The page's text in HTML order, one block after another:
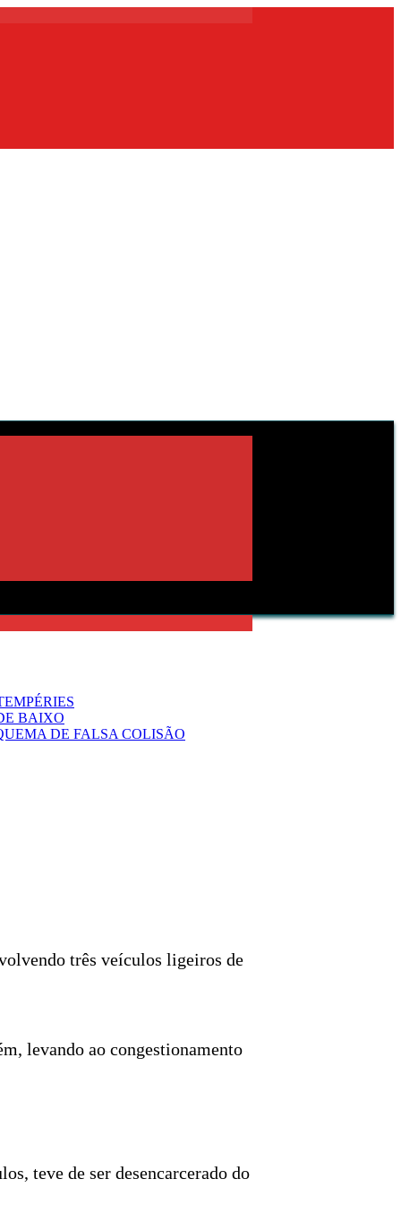
BAIXO
DE FALSA COLISÃO
três veículos ligeiros de
levando ao congestionamento
teve de ser desencarcerado do